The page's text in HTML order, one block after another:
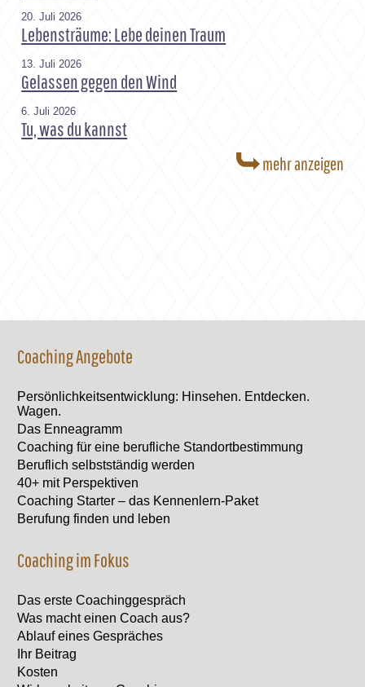
20. Juli 2026
Lebensträume: Lebe deinen Traum
13. Juli 2026
Gelassen gegen den Wind
6. Juli 2026
Tu, was du kannst
mehr anzeigen
Coaching Angebote
Persönlichkeitsentwicklung: Hinsehen. Entdecken.
Wagen.
Das Enneagramm
Coaching für eine berufliche Standortbestimmung
Beruflich selbstständig werden
40+ mit Perspektiven
Coaching Starter – das Kennenlern-Paket
Berufung finden und leben
Coaching im Fokus
Das erste Coachinggespräch
Was macht einen Coach aus?
Ablauf eines Gespräches
Ihr Beitrag
Kosten